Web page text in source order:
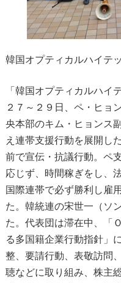
韓国オプティカルハイテ
「韓国オプティカルハイ
２７～２９日、ペ・ヒョ
央本部のキム・ヒョンス
え連帯支援行動を展開し
前で宣伝・抗議行動。ペ
応じず、時間稼ぎをし、
国際連帯で必ず勝利し雇
た。韓統連の宋世一（ソ
た。代表団は滞在中、「
る多国籍企業行動指針」
整、要請行動、表敬訪問
聴などに取り組み、株主